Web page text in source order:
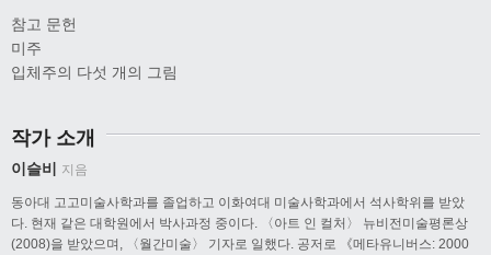
참고 문헌
미주
입체주의 다섯 개의 그림
작가 소개
이슬비 지음
동아대 고고미술사학과를 졸업하고 이화여대 미술사학과에서 석사학위를 받았
다. 현재 같은 대학원에서 박사과정 중이다. 〈아트 인 컬처〉 뉴비전미술평론상
(2008)을 받았으며, 〈월간미술〉 기자로 일했다. 공저로 《메타유니버스: 2000